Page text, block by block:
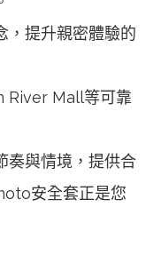
，提升親密體驗的
River Mall等可靠
奏與情境，提供合
安全套正是您